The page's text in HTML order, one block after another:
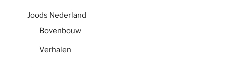
Joods Nederland
Bovenbouw
Verhalen